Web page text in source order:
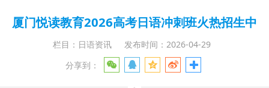
厦门悦读教育2026高考日语冲刺班火热招生中
栏目：日语资讯
发布时间：2026-04-29
分享到：